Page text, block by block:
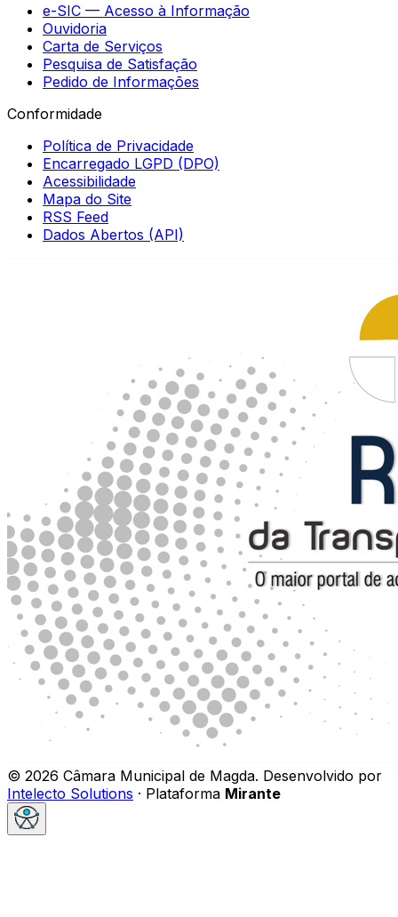
e-SIC — Acesso à Informação
Ouvidoria
Carta de Serviços
Pesquisa de Satisfação
Pedido de Informações
Conformidade
Política de Privacidade
Encarregado LGPD (DPO)
Acessibilidade
Mapa do Site
RSS Feed
Dados Abertos (API)
© 2026 Câmara Municipal de Magda. Desenvolvido por
Intelecto Solutions · Plataforma Mirante